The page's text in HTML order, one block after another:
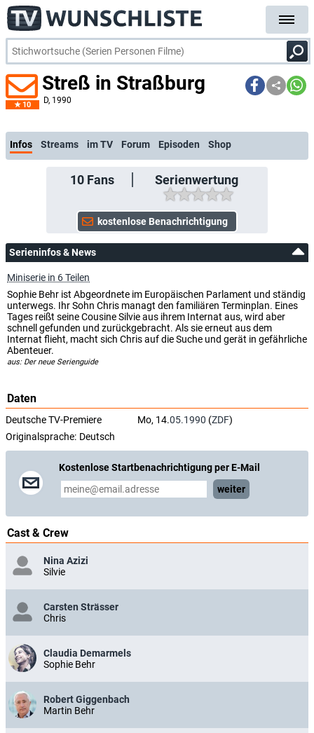
10
Streß in Straßburg
D, 1990
kos
Infos Streams im TV Forum Episoden Shop
10Fans Serienwertung
Serieninfos & News
Miniserie in 6 Teilen
Sophie Behr ist Abgeordnete im Europäischen Parlament und ständig
unterwegs. Ihr Sohn Chris managt den familiären Terminplan. Eines
Tages reißt seine Cousine Silvie aus ihrem Internat aus, wird aber
schnell gefunden und zurückgebracht. Als sie erneut aus dem
Internat flieht, macht sich Chris auf die Suche und gerät in gefährliche
Abenteuer.
aus: Der neue Serienguide
Daten
Deutsche TV-Premiere Mo, 14.05.1990 (ZDF)
Originalsprache: Deutsch
Kostenlose Startbenachrichtigung per E-Mail
weiter
Cast & Crew
Nina Azizi
Silvie
Carsten Strässer
Chris
Claudia Demarmels
Sophie Behr
Robert Giggenbach
Martin Behr